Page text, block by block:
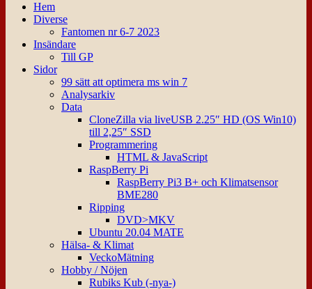
Hem
Diverse
Fantomen nr 6-7 2023
Insändare
Till GP
Sidor
99 sätt att optimera ms win 7
Analysarkiv
Data
CloneZilla via liveUSB 2.25″ HD (OS Win10)
till 2,25″ SSD
Programmering
HTML & JavaScript
RaspBerry Pi
RaspBerry Pi3 B+ och Klimatsensor
BME280
Ripping
DVD>MKV
Ubuntu 20.04 MATE
Hälsa- & Klimat
VeckoMätning
Hobby / Nöjen
Rubiks Kub (-nya-)